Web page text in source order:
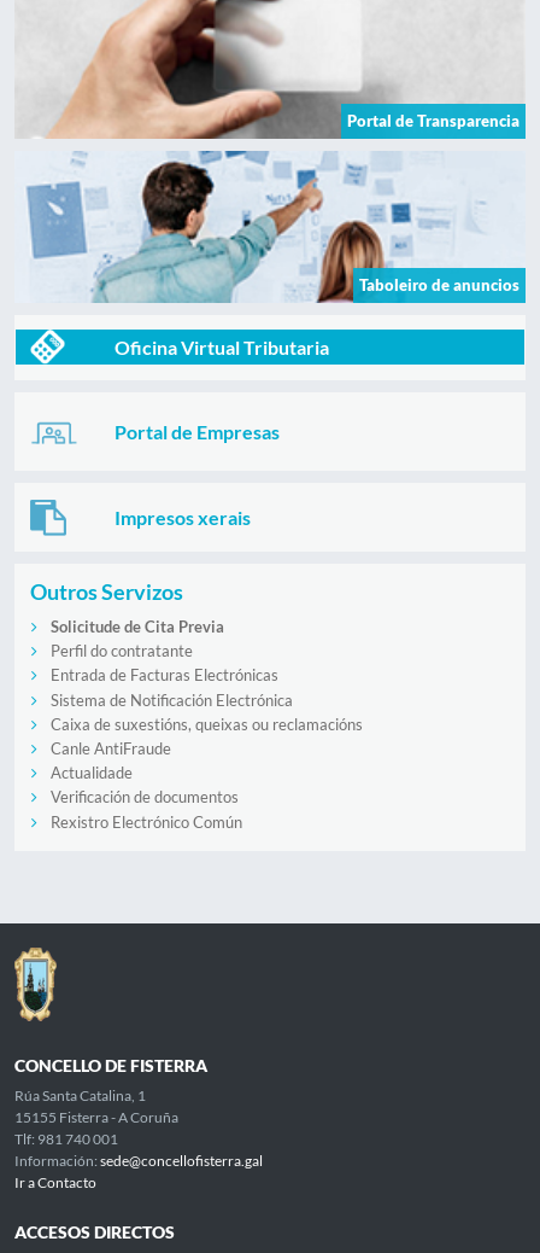
Portal de Transparencia
Taboleiro de anuncios
Oficina Virtual Tributaria
Portal de Empresas
Impresos xerais
Outros Servizos
Solicitude de Cita Previa
Perfil do contratante
Entrada de Facturas Electrónicas
Sistema de Notificación Electrónica
Caixa de suxestións, queixas ou reclamacións
Canle AntiFraude
Actualidade
Verificación de documentos
Rexistro Electrónico Común
CONCELLO DE FISTERRA
Rúa Santa Catalina, 1
15155 Fisterra - A Coruña
Tlf: 981 740 001
Información: sede@concellofisterra.gal
Ir a Contacto
ACCESOS DIRECTOS